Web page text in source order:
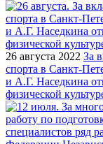
26 августа 2022 За
спорта в Санкт-
и А.Г. Наседкина
физической